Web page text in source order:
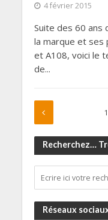
4 février 2015
Suite des 60 ans
la marque et ses
et A108, voici le
de...
1
Recherchez…
Réseaux